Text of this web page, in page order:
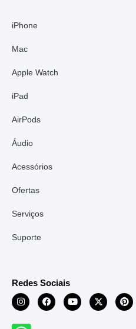
iPhone
Mac
Apple Watch
iPad
AirPods
Áudio
Acessórios
Ofertas
Serviços
Suporte
Redes Sociais